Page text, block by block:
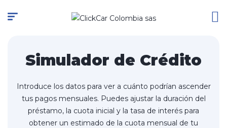
Simulador de Crédito
Introduce los datos para ver a cuánto podrían ascender
tus pagos mensuales. Puedes ajustar la duración del
préstamo, la cuota inicial y la tasa de interés para
obtener un estimado de la cuota mensual de tu